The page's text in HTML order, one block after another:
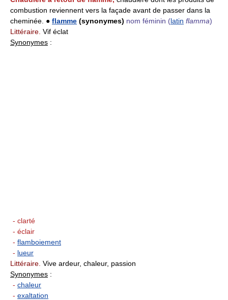
combustion reviennent vers la façade avant de passer dans la
cheminée. ● flamme (synonymes) nom féminin (latin flamma)
Littéraire. Vif éclat
Synonymes :
- clarté
- éclair
- flamboiement
- lueur
Littéraire. Vive ardeur, chaleur, passion
Synonymes :
- chaleur
- exaltation